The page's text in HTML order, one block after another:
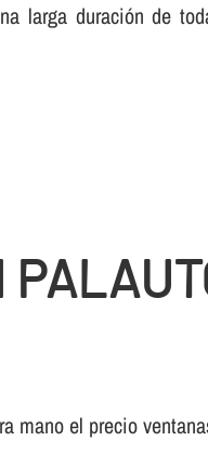
larga duración de
mano el precio